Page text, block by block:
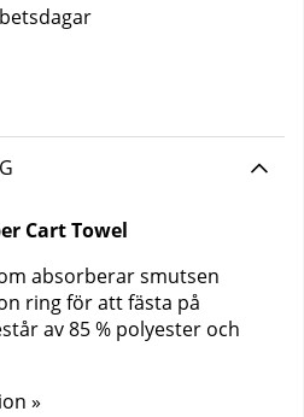
Cart Towel
absorberar smutsen
ring för att fästa på
av 85 % polyester och
»